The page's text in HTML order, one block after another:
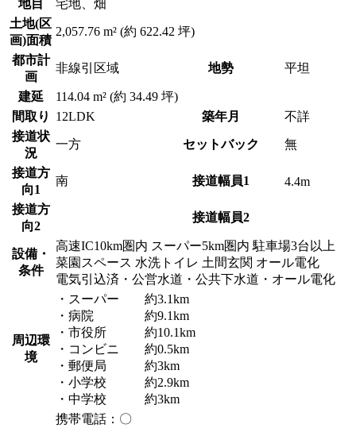
地目
宅地、畑
土地(区
画)面積
2,057.76 m² (約 622.42 坪)
都市計
画
非線引区域 地勢 平坦
建延
114.04 m² (約 34.49 坪)
間取り
12LDK 築年月
不詳
接道状
況
一方 セットバック 無
接道方
向1
南 接道幅員1 4.4m
接道方
向2
接道幅員2
設備・
条件
高速IC10km圏内 スーパー5km圏内 駐車場3台以上
菜園スペース 水洗トイレ 土間玄関 オール電化
電気引込済・公営水道・公共下水道・オール電化
周辺環
境
・スーパー 約3.1km
・病院 約9.1km
・市役所 約10.1km
・コンビニ 約0.5km
・郵便局 約3km
・小学校 約2.9km
・中学校 約3km
携帯電話：〇